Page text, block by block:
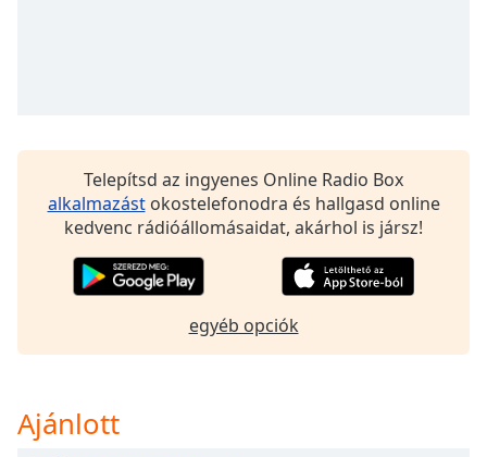
Background
Edge
Style
Telepítsd az ingyenes Online Radio Box
alkalmazástokostelefonodra és hallgasd online
kedvenc rádióállomásaidat, akárhol is jársz!
egyéb opciók
Ajánlott